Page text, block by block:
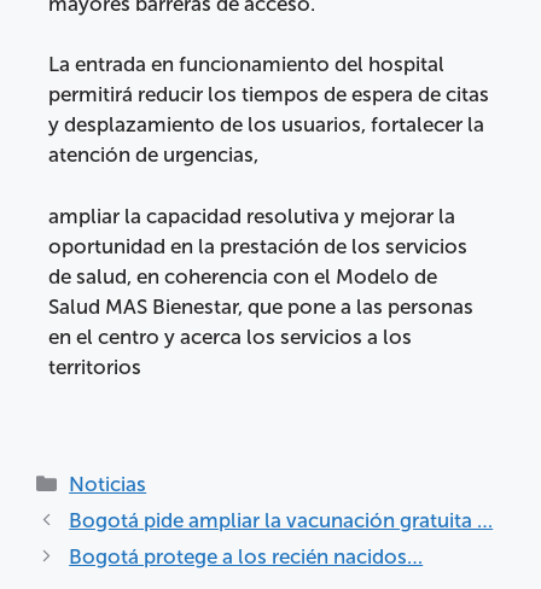
La entrada en funcionamiento del hospital
permitirá reducir los tiempos de espera de citas
y desplazamiento de los usuarios, fortalecer la
atención de urgencias,
ampliar la capacidad resolutiva y mejorar la
oportunidad en la prestación de los servicios
de salud, en coherencia con el Modelo de
Salud MAS Bienestar, que pone a las personas
en el centro y acerca los servicios a los
territorios
Noticias
Bogotá pide ampliar la vacunación gratuita …
Bogotá protege a los recién nacidos…